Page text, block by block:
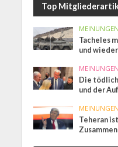
Top
MEINUNGEN
Tacheles
und
MEINUNGEN
Die
und der
MEINUNGEN
Teheran